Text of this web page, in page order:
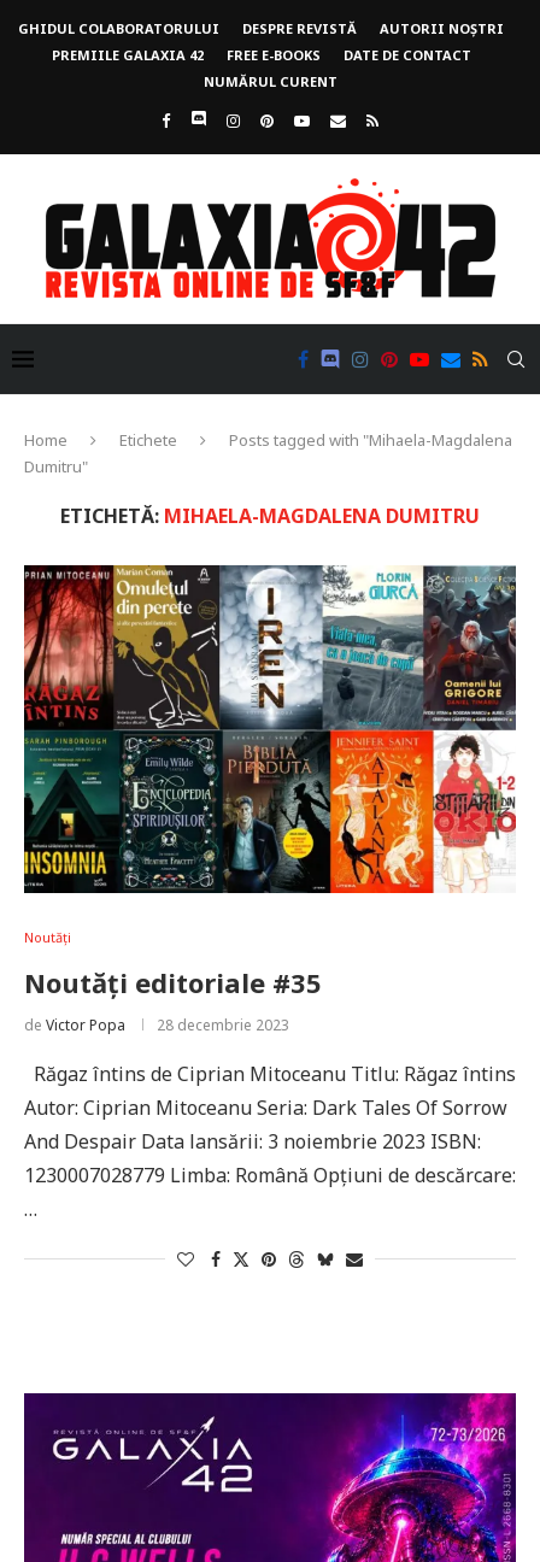
GHIDUL COLABORATORULUI DESPRE REVISTĂ
AUTORII NOȘTRI
PREMIILE GALAXIA 42
FREE E-BOOKS
DATE DE CONTACT
NUMĂRUL CURENT
Home Etichete
Posts tagged with "Mihaela-Magdalena
Dumitru"
ETICHETĂ: MIHAELA-MAGDALENA DUMITRU
Noutăți
Noutăți editoriale #35
de Victor Popa 28 decembrie 2023
Răgaz întins de Ciprian Mitoceanu Titlu: Răgaz întins
Autor: Ciprian Mitoceanu Seria: Dark Tales Of Sorrow
And Despair Data lansării: 3 noiembrie 2023 ISBN:
1230007028779 Limba: Română Opțiuni de descărcare:
…